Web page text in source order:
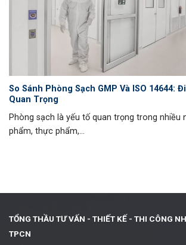
So Sánh Phòng Sạch GMP Và ISO 14644:
Quan Trọng
Phòng sạch là yếu tố quan trọng trong nhiều
phẩm, thực phẩm,...
TỔNG THẦU TƯ VẤN - THIẾT KẾ - THI CÔNG
TPCN